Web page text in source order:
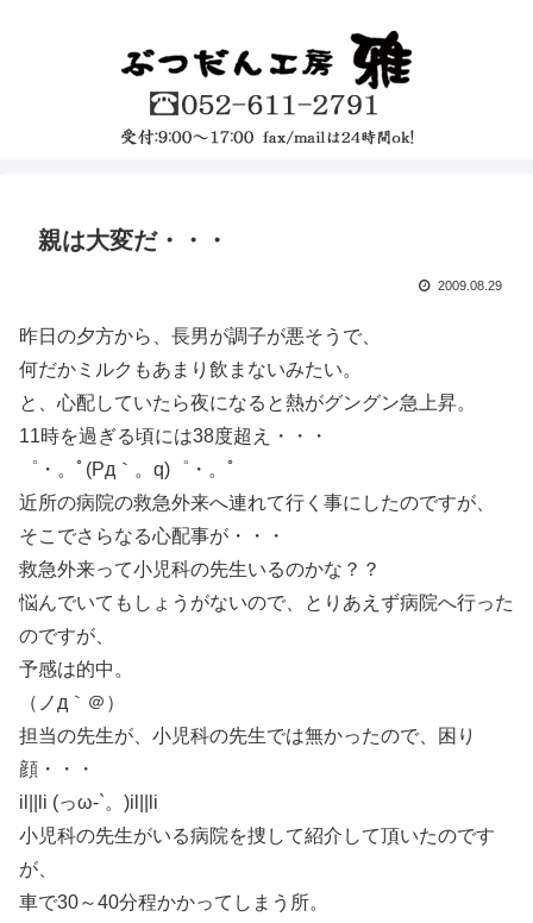
親は大変だ・・・
2009.08.29
昨日の夕方から、長男が調子が悪そうで、
何だかミルクもあまり飲まないみたい。
と、心配していたら夜になると熱がグングン急上昇。
11時を過ぎる頃には38度超え・・・
゜・。ﾟ(Pд｀。q)゜・。ﾟ
近所の病院の救急外来へ連れて行く事にしたのですが、
そこでさらなる心配事が・・・
救急外来って小児科の先生いるのかな？？
悩んでいてもしょうがないので、とりあえず病院へ行った
のですが、
予感は的中。
（ノд｀＠）
担当の先生が、小児科の先生では無かったので、困り
顔・・・
il||li (っω-`。)il||li
小児科の先生がいる病院を捜して紹介して頂いたのです
が、
車で30～40分程かかってしまう所。